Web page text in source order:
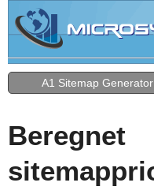
A1 Sitemap Generator
Beregnet